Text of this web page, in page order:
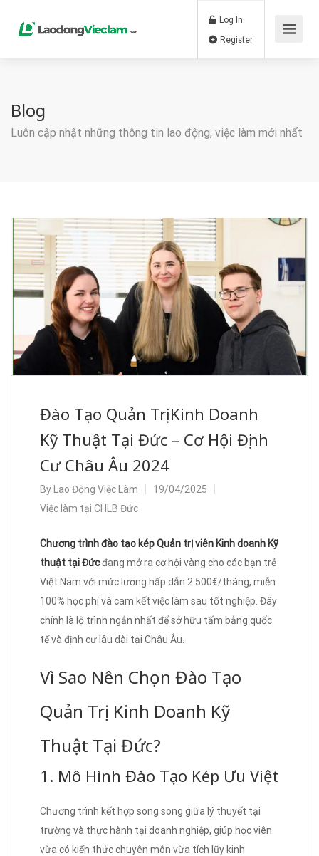
Log In
Blog
Luôn cập nhật những thông tin lao động, việc làm mới nhất
Đào Tạo Quản Trị Kinh Doanh
Kỹ Thuật Tại Đức – Cơ Hội Định
Cư Châu Âu 2024
By Lao Động Việc Làm
19/04/2025
Việc làm tại CHLB Đức
Chương trình đào tạo kép Quản trị viên Kinh doanh Kỹ
thuật tại Đứcđang mở ra cơ hội vàng cho các bạn trẻ
Việt Nam với mức lương hấp dẫn 2.500€/tháng, miễn
100% học phí và cam kết việc làm sau tốt nghiệp. Đây
chính là lộ trình ngắn nhất để sở hữu tấm bằng quốc
tế và định cư lâu dài tại Châu Âu.
Vì Sao Nên Chọn Đào Tạo
Quản Trị Kinh Doanh Kỹ
Thuật Tại Đức?
1. Mô Hình Đào Tạo Kép Ưu Việt
Chương trình kết hợp song song giữa lý thuyết tại
trường và thực hành tại doanh nghiệp, giúp học viên
vừa có kiến thức chuyên môn vừa tích lũy kinh